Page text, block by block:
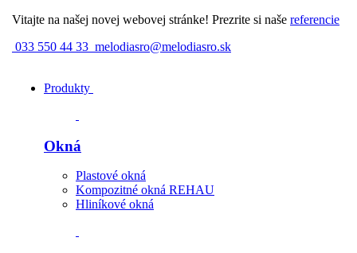
Vitajte na našej novej webovej stránke! Prezrite si naše referencie
033 550 44 33 melodiasro@melodiasro.sk
Produkty
Okná
Plastové okná
Kompozitné okná REHAU
Hliníkové okná